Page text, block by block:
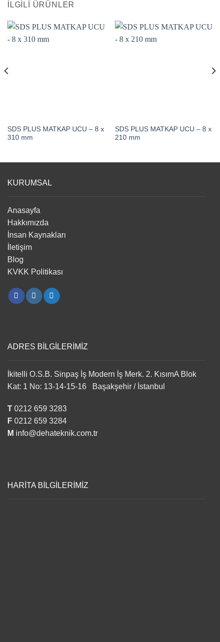
İLGILI ÜRÜNLER
SDS PLUS MATKAP UCU – 8 x
310 mm
SDS PLUS MATKAP UCU – 8 x
210 mm
KURUMSAL
Anasayfa
Hakkımızda
İnsan Kaynakları
İletişim
Blog
KVKK Politikası
ADRES BİLGİLERİMİZ
İkitelli O.S.B. Sinpaş İş Modern İş Merk. 2. KısımA Blok
Kat: 1 No: 13-14-15-16 Başakşehir / İstanbul
T 0212 659 3283
F 0212 659 3284
M info@dehateknik.com.tr
HARİTA BİLGİLERİMİZ